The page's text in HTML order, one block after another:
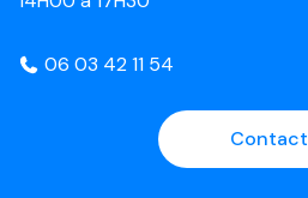
06 03 42 11 54
Contact